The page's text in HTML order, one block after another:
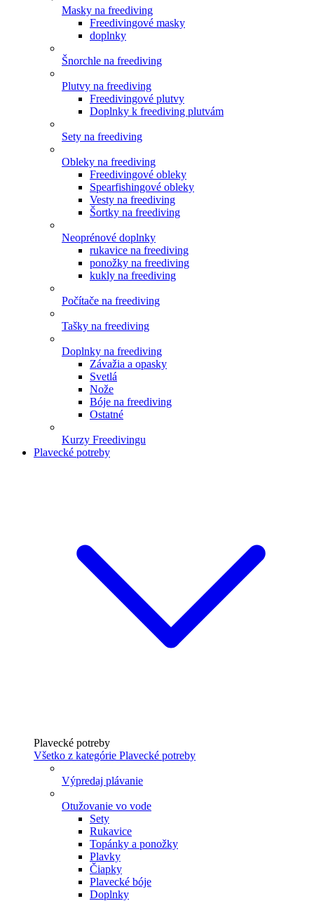
Masky na freediving
Freedivingové masky
doplnky
Šnorchle na freediving
Plutvy na freediving
Freedivingové plutvy
Doplnky k freediving plutvám
Sety na freediving
Obleky na freediving
Freedivingové obleky
Spearfishingové obleky
Vesty na freediving
Šortky na freediving
Neoprénové doplnky
rukavice na freediving
ponožky na freediving
kukly na freediving
Počítače na freediving
Tašky na freediving
Doplnky na freediving
Závažia a opasky
Svetlá
Nože
Bóje na freediving
Ostatné
Kurzy Freedivingu
Plavecké potreby
Plavecké potreby
Všetko z kategórie Plavecké potreby
Výpredaj plávanie
Otužovanie vo vode
Sety
Rukavice
Topánky a ponožky
Plavky
Čiapky
Plavecké bóje
Doplnky